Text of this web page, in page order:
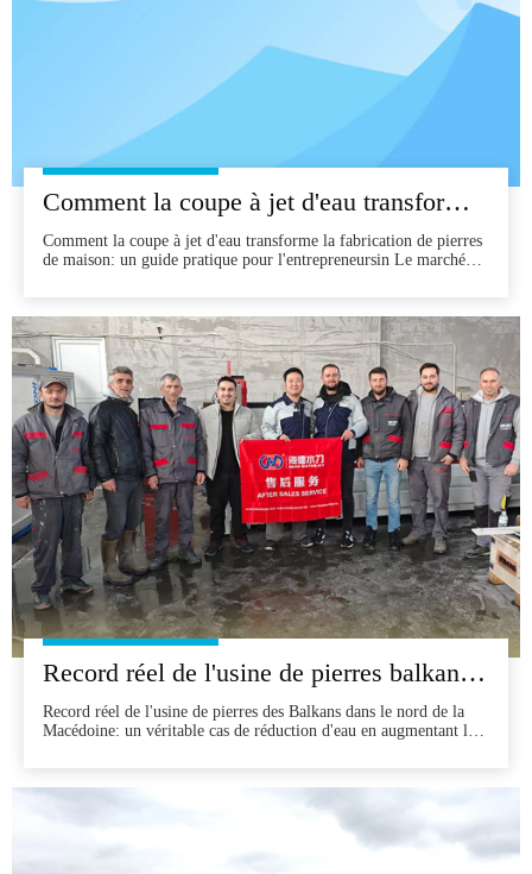
Comment la coupe à jet d'eau transforme la fabrication de pierres de maison: un guide pratique pour les entrepreneurs
Comment la coupe à jet d'eau transforme la fabrication de pierres
de maison: un guide pratique pour l'entrepreneursin Le marché
critiques. Des comptoirs de cuisine aux environs de salle de bain
et à la salle de vie des murs, l'eau J
Record réel de l'usine de pierres balkaniques dans le nord de la Macédoine: un véritable cas de réduction d'eau de réduction de la capacité de production croissante de 30%
Record réel de l'usine de pierres des Balkans dans le nord de la
Macédoine: un véritable cas de réduction d'eau en augmentant la
ont du mal à équilibrer la vitesse de production, l'utilisation des